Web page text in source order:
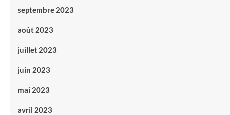
septembre 2023
août 2023
juillet 2023
juin 2023
mai 2023
avril 2023